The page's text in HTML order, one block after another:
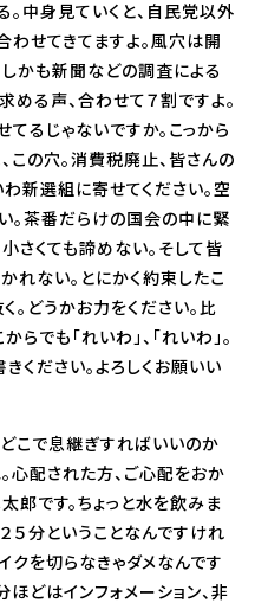
。中身見ていくと、自民党以外
せてきてますよ。風穴は開
しかも新聞などの調査による
める声、合わせて７割ですよ。
るじゃないですか。こっから
この穴。消費税廃止、皆さんの
新選組に寄せてください。空
茶番だらけの国会の中に緊
さくても諦めない。そして皆
れない。とにかく約束したこ
。どうかお力をください。比
でも「れいわ」、「れいわ」。
ください。よろしくお願いい
どこで息継ぎすればいいのか
心配された方、ご心配をおか
郎です。ちょっと水を飲みま
５分ということなんですけれ
クを切らなきゃダメなんです
どはインフォメーション、非